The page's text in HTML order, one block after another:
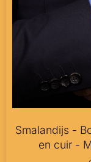
Smalandijs -
en cuir -